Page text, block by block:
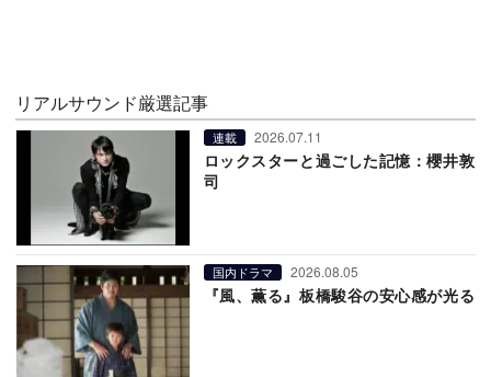
リアルサウンド厳選記事
連載 2026.07.11
ロックスターと過ごした記憶：櫻井敦
司
国内ドラマ 2026.08.05
『風、薫る』板橋駿谷の安心感が光る